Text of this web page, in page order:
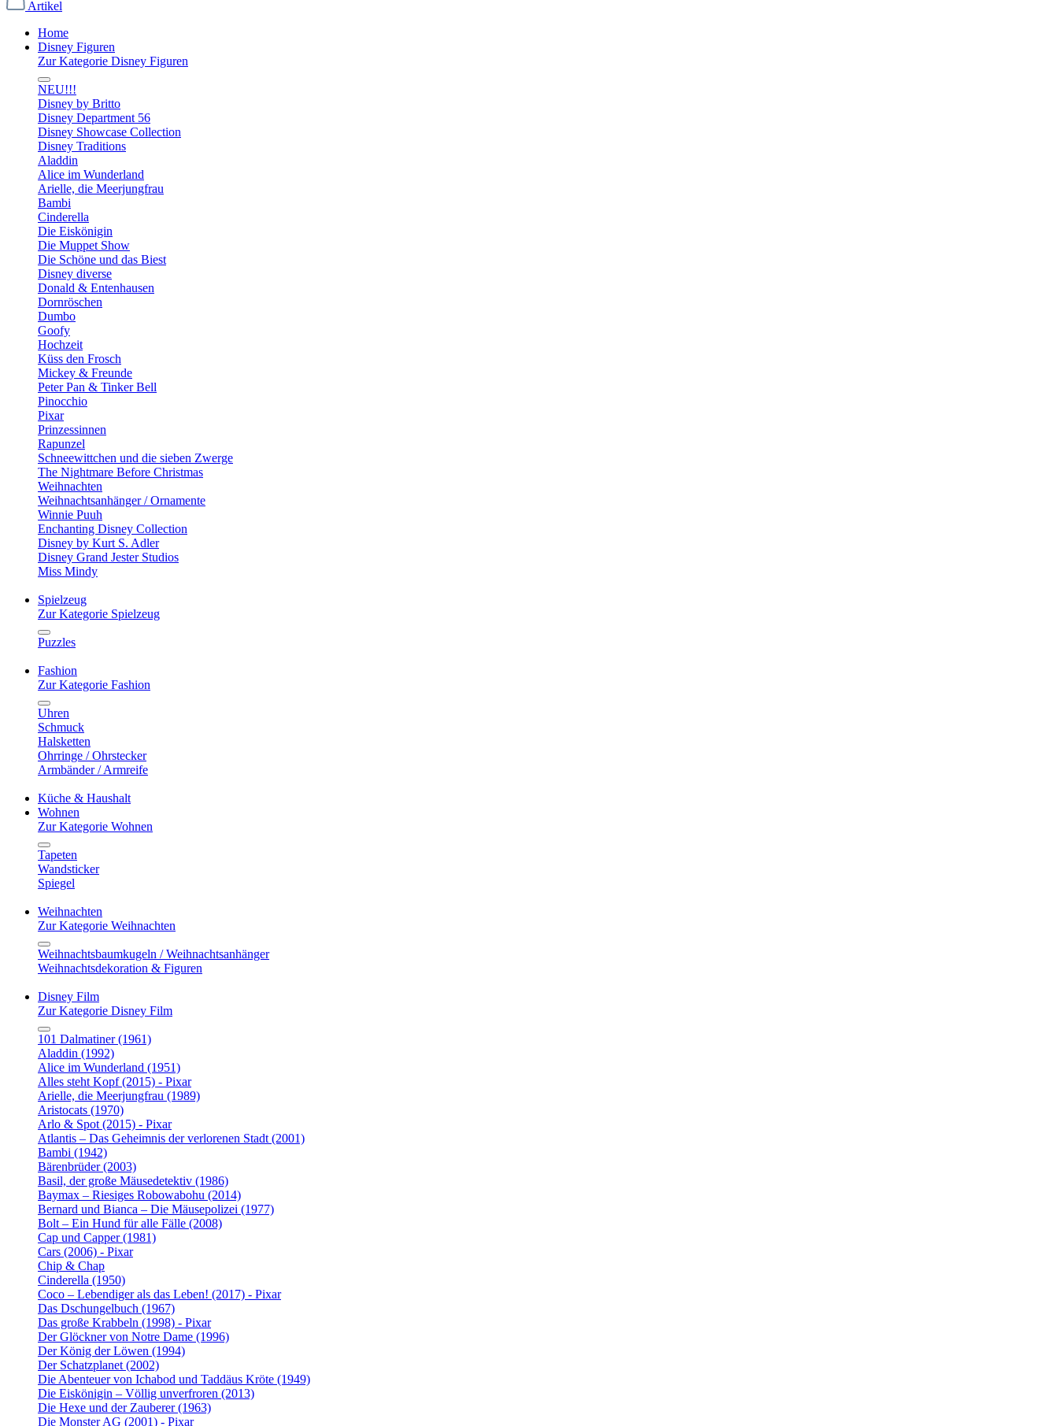
Artikel
Home
Disney Figuren
Zur Kategorie Disney Figuren
NEU!!!
Disney by Britto
Disney Department 56
Disney Showcase Collection
Disney Traditions
Aladdin
Alice im Wunderland
Arielle, die Meerjungfrau
Bambi
Cinderella
Die Eiskönigin
Die Muppet Show
Die Schöne und das Biest
Disney diverse
Donald & Entenhausen
Dornröschen
Dumbo
Goofy
Hochzeit
Küss den Frosch
Mickey & Freunde
Peter Pan & Tinker Bell
Pinocchio
Pixar
Prinzessinnen
Rapunzel
Schneewittchen und die sieben Zwerge
The Nightmare Before Christmas
Weihnachten
Weihnachtsanhänger / Ornamente
Winnie Puuh
Enchanting Disney Collection
Disney by Kurt S. Adler
Disney Grand Jester Studios
Miss Mindy
Spielzeug
Zur Kategorie Spielzeug
Puzzles
Fashion
Zur Kategorie Fashion
Uhren
Schmuck
Halsketten
Ohrringe / Ohrstecker
Armbänder / Armreife
Küche & Haushalt
Wohnen
Zur Kategorie Wohnen
Tapeten
Wandsticker
Spiegel
Weihnachten
Zur Kategorie Weihnachten
Weihnachtsbaumkugeln / Weihnachtsanhänger
Weihnachtsdekoration & Figuren
Disney Film
Zur Kategorie Disney Film
101 Dalmatiner (1961)
Aladdin (1992)
Alice im Wunderland (1951)
Alles steht Kopf (2015) - Pixar
Arielle, die Meerjungfrau (1989)
Aristocats (1970)
Arlo & Spot (2015) - Pixar
Atlantis – Das Geheimnis der verlorenen Stadt (2001)
Bambi (1942)
Bärenbrüder (2003)
Basil, der große Mäusedetektiv (1986)
Baymax – Riesiges Robowabohu (2014)
Bernard und Bianca – Die Mäusepolizei (1977)
Bolt – Ein Hund für alle Fälle (2008)
Cap und Capper (1981)
Cars (2006) - Pixar
Chip & Chap
Cinderella (1950)
Coco – Lebendiger als das Leben! (2017) - Pixar
Das Dschungelbuch (1967)
Das große Krabbeln (1998) - Pixar
Der Glöckner von Notre Dame (1996)
Der König der Löwen (1994)
Der Schatzplanet (2002)
Die Abenteuer von Ichabod und Taddäus Kröte (1949)
Die Eiskönigin – Völlig unverfroren (2013)
Die Hexe und der Zauberer (1963)
Die Monster AG (2001) - Pixar